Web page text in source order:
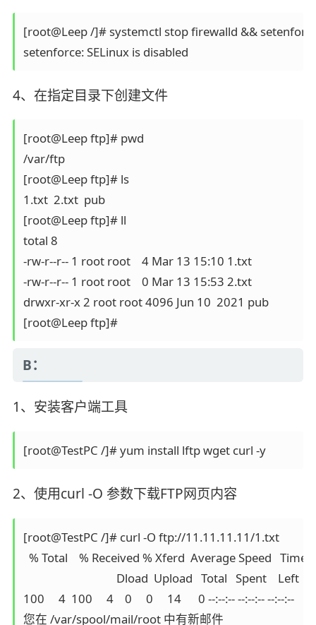
[root@Leep /]# systemctl stop firewalld &&
4、在指定目录下创建文件
[root@Leep ftp]# pwd
/var/ftp
[root@Leep ftp]# ls
1.txt  2.txt  pub
[root@Leep ftp]# ll
total 8
-rw-r--r-- 1 root root    4 Mar 13 15:10 1.txt
-rw-r--r-- 1 root root    0 Mar 13 15:53 2.txt
drwxr-xr-x 2 root root 4096 Jun 10  2021 pub
[root@Leep ftp]#
B：
1、安装客户端工具
[root@TestPC /]# yum install lftp wget curl -y
2、使用curl -O 参数下载FTP网页内容
[root@TestPC /]# curl -O ftp://11.11.11.11/1.txt
% Total    % Received % Xferd  Average Speed   Time
Dload  Upload   Total   Spent    Left
100     4  100     4    0     0     14      0 --:--:-- --:--:-- --:--:--
您在 /var/spool/mail/root 中有新邮件